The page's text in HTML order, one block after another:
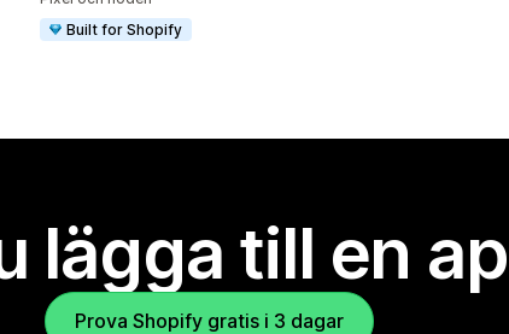
Built for Shopify
lägga till en
Prova Shopify gratis i 3 dagar